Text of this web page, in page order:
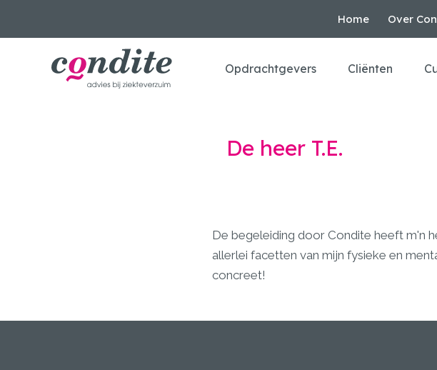
Home Over
Opdrachtgevers Cliënten
De heer T.E.
De begeleiding door Condite heeft m'n
allerlei facetten van mijn fysieke en
concreet!